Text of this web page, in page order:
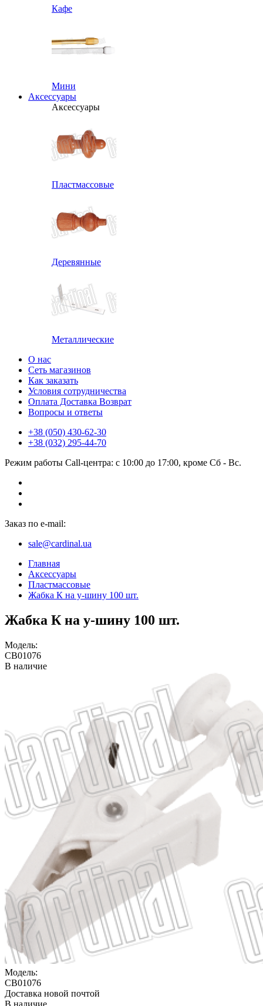
Кафе
Мини
Аксессуары
Аксессуары
Пластмассовые
Деревянные
Металлические
О нас
Сеть магазинов
Как заказать
Условия сотрудничества
Оплата Доставка Возврат
Вопросы и ответы
+38 (050) 430-62-30
+38 (032) 295-44-70
Режим работы Call-центра: с 10:00 до 17:00, кроме Сб - Вс.
Заказ по e-mail:
sale@cardinal.ua
Главная
Аксессуары
Пластмассовые
Жабка К на у-шину 100 шт.
Жабка К на у-шину 100 шт.
Модель:
CB01076
В наличие
Модель:
CB01076
Доставка новой почтой